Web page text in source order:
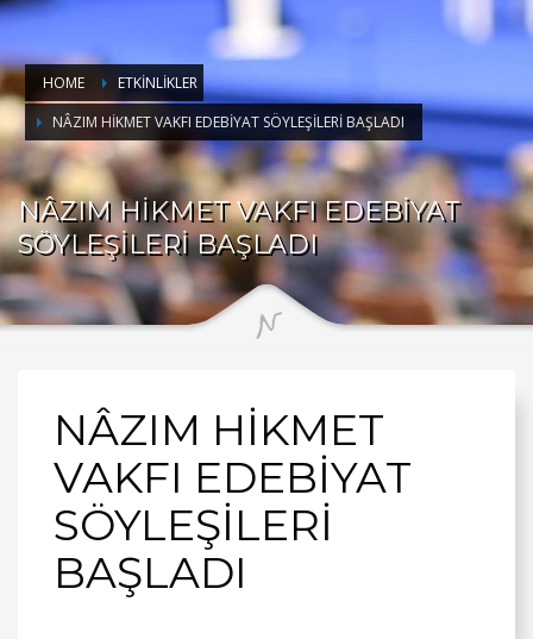
HOME
ETKINLIKLER
NÂZIM HİKMET VAKFI EDEBİYAT SÖYLEŞİLERİ BAŞLADI
NÂZIM HİKMET VAKFI EDEBİYAT
SÖYLEŞİLERİ BAŞLADI
NÂZIM HİKMET
VAKFI EDEBİYAT
SÖYLEŞİLERİ
BAŞLADI